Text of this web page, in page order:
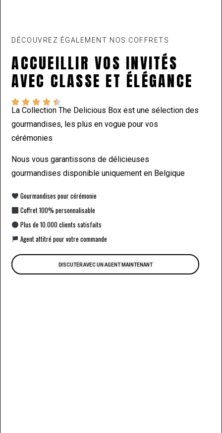
DÉCOUVREZ ÉGALEMENT NOS COFFRETS
ACCUEILLIR VOS INVITÉS
AVEC CLASSE ET ÉLÉGANCE
    
La Collection The Delicious Box est une sélection des
gourmandises, les plus en vogue pour vos
cérémonies
Nous vous garantissons de délicieuses
gourmandises disponible uniquement en Belgique
Gourmandises pour cérémonie
Coffret 100% personnalisable
Plus de 10.000 clients satisfaits
Agent attitré pour votre commande
DISCUTER AVEC UN AGENT MAINTENANT